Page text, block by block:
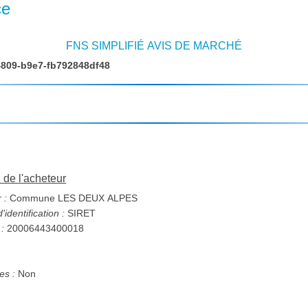
FNS SIMPLIFIÉ AVIS DE MARCHÉ
b9e7-fb792848df48
de l'acheteur
: Commune LES DEUX ALPES
: SIRET
20006443400018
: Non